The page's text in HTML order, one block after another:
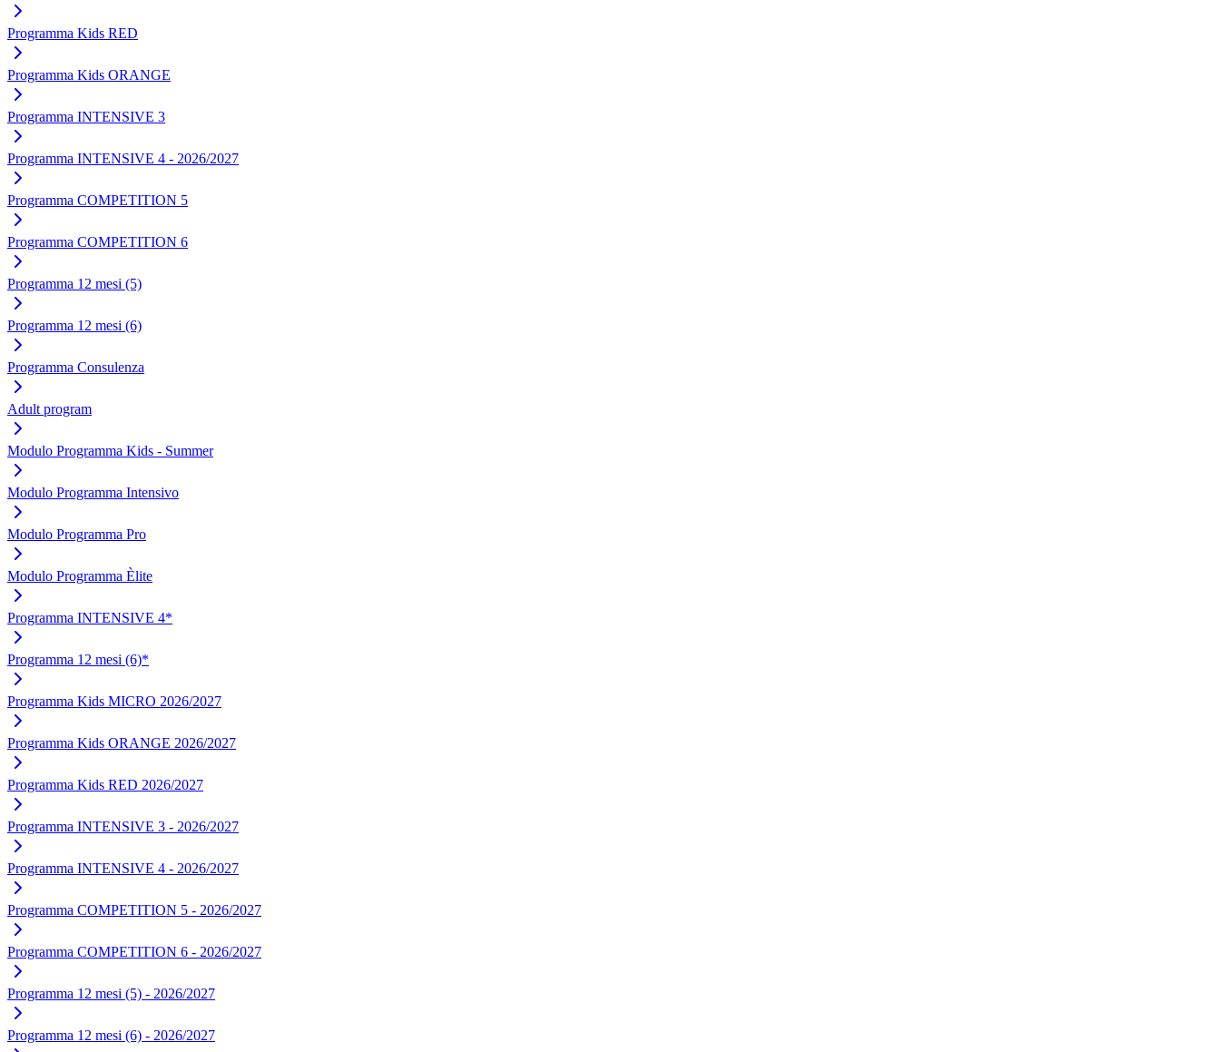
Programma Kids RED
Programma Kids ORANGE
Programma INTENSIVE 3
Programma INTENSIVE 4 - 2026/2027
Programma COMPETITION 5
Programma COMPETITION 6
Programma 12 mesi (5)
Programma 12 mesi (6)
Programma Consulenza
Adult program
Modulo Programma Kids - Summer
Modulo Programma Intensivo
Modulo Programma Pro
Modulo Programma Èlite
Programma INTENSIVE 4*
Programma 12 mesi (6)*
Programma Kids MICRO 2026/2027
Programma Kids ORANGE 2026/2027
Programma Kids RED 2026/2027
Programma INTENSIVE 3 - 2026/2027
Programma INTENSIVE 4 - 2026/2027
Programma COMPETITION 5 - 2026/2027
Programma COMPETITION 6 - 2026/2027
Programma 12 mesi (5) - 2026/2027
Programma 12 mesi (6) - 2026/2027